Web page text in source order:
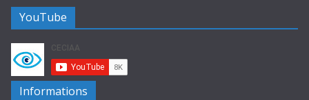
YouTube
Informations